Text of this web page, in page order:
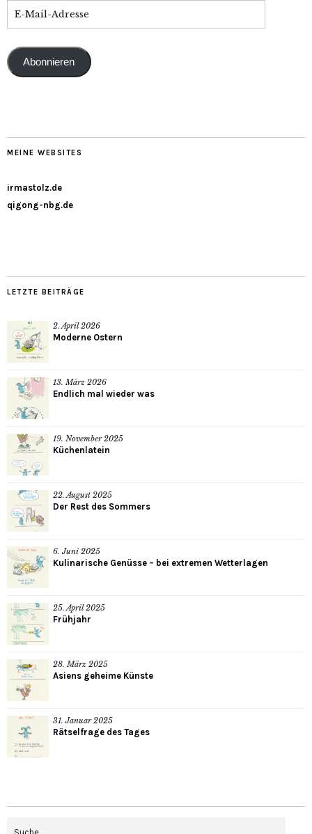
Abonnieren
MEINE WEBSITES
irmastolz.de
qigong-nbg.de
LETZTE BEITRÄGE
2. April 2026
Moderne Ostern
13. März 2026
Endlich mal wieder was
19. November 2025
Küchenlatein
22. August 2025
Der Rest des Sommers
6. Juni 2025
Kulinarische Genüsse – bei extremen Wetterlagen
25. April 2025
Frühjahr
28. März 2025
Asiens geheime Künste
31. Januar 2025
Rätselfrage des Tages